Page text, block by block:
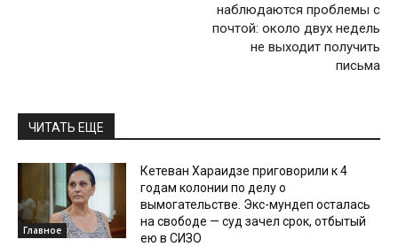
наблюдаются проблемы с
почтой: около двух недель
не выходит получить
письма
ЧИТАТЬ ЕЩЕ
Главное
Кетеван Хараидзе приговорили к 4
годам колонии по делу о
вымогательстве. Экс-мундеп осталась
на свободе — суд зачел срок, отбытый
ею в СИЗО